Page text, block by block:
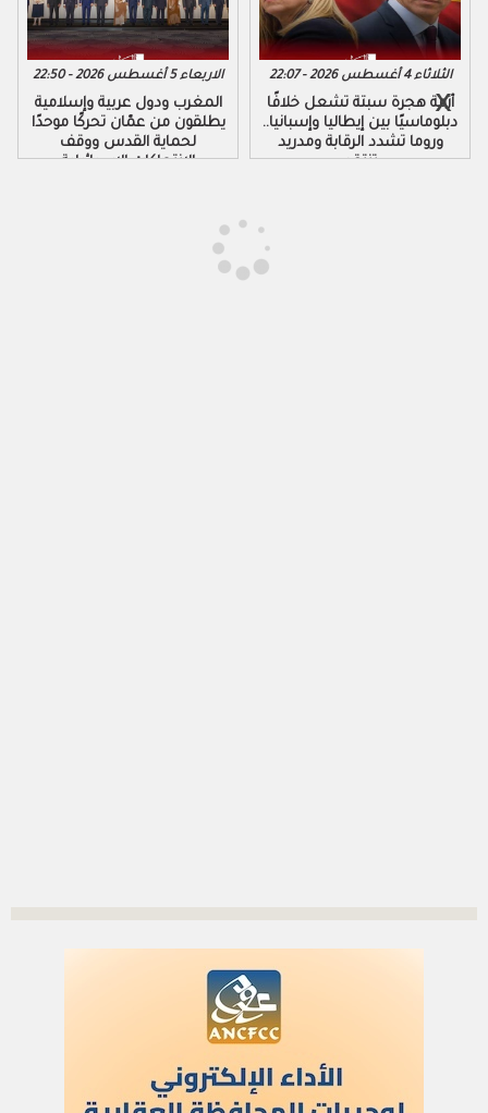
الاربعاء 5 أغسطس 2026 - 22:50
المغرب ودول عربية وإسلامية
يطلقون من عمّان تحركًا موحدًا
لحماية القدس ووقف
الانتهاكات الإسرائيلية
الثلاثاء 4 أغسطس 2026 - 22:07
أزمة هجرة سبتة تشعل خلافًا
دبلوماسيًا بين إيطاليا وإسبانيا..
وروما تشدد الرقابة ومدريد
تنتقد